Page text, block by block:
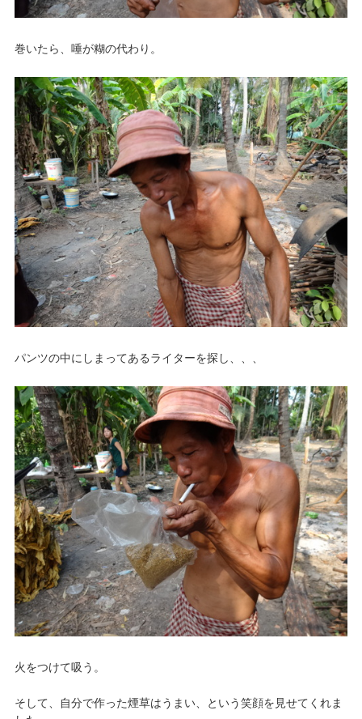
巻いたら、唾が糊の代わり。
パンツの中にしまってあるライターを探し、、、
火をつけて吸う。
そして、自分で作った煙草はうまい、という笑顔を見せてくれま